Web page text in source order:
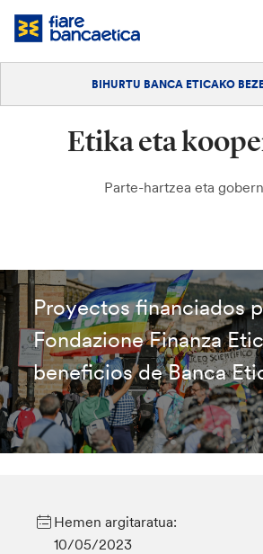
Pasatu
edukia
Bihurtu bezero
BIHURTU BANCA ETICAKO
Etika eta
Parte-hartzea eta
Proyectos financiados
Fondazione Finanza
beneficios de Banca
Hemen argitaratua:
10/05/2023